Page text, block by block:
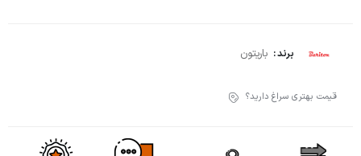
برند : باریتون
قیمت بهتری سراغ دارید؟